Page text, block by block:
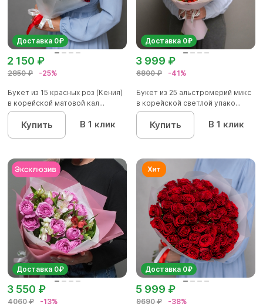
Доставка 0₽
2850 ₽ -25%
2 150 ₽
Букет из 15 красных роз (Кения)
в корейской матовой кал...
Купить В 1 клик
Доставка 0₽
6800 ₽ -41%
3 999 ₽
Букет из 25 альстромерий микс
в корейской светлой упако...
Купить В 1 клик
Доставка 0₽
4060 ₽ -13%
3 550 ₽
Доставка 0₽
9690 ₽ -38%
5 999 ₽